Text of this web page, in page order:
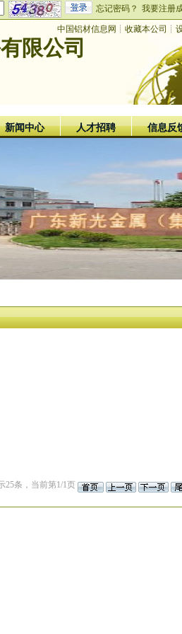
忘记密码？ 我要注册
中国铝材信息网 ┊ 收藏本公司 ┊
限公司
新闻中心 人才招聘 信息反
25条，当前第1/1页